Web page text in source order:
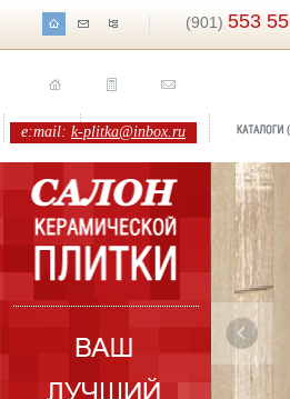
(901) 553
e:mail: k-plitka@inbox.ru